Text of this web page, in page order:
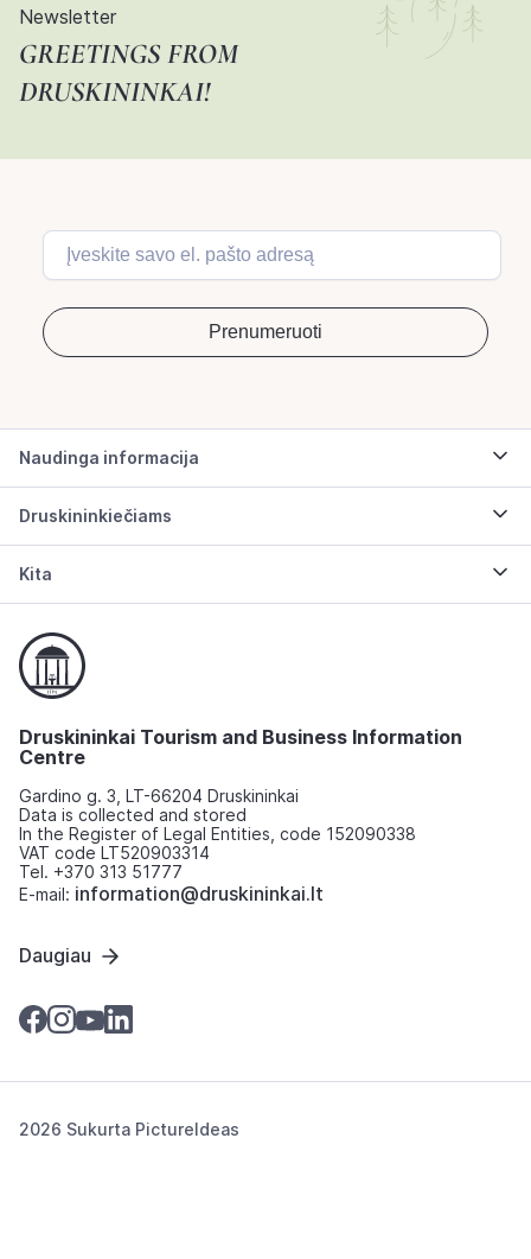
Newsletter
GREETINGS FROM
DRUSKININKAI!
Naudinga informacija
Druskininkiečiams
Kita
Druskininkai Tourism and Business Information
Centre
Gardino g. 3, LT-66204 Druskininkai
Data is collected and stored
In the Register of Legal Entities, code 152090338
VAT code LT520903314
Tel. +370 313 51777
E-mail: information@druskininkai.lt
Daugiau
2026 Sukurta PictureIdeas